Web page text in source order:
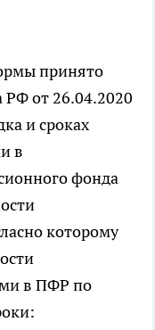
принято
РФ от 26.04.2020
и сроках
в
фонда
которому
в ПФР по